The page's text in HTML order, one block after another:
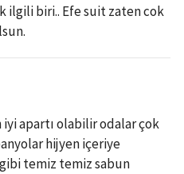
ilgili biri.. Efe suit zaten cok
iyi apartı olabilir odalar çok
hijyen içeriye
temiz temiz sabun